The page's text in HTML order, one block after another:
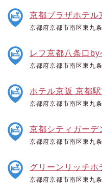
京都プラザホテル
京都府京都市南区東九
レフ京都八条口
京都府京都市南区東九
ホテル京阪 京都
京都府京都市南区東九
京都シティガーデ
京都府京都市南区東九
グリーンリッチホ
京都府京都市南区東九